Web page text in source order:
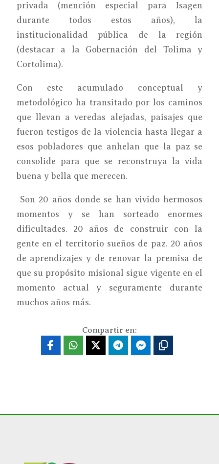
privada (mención especial para Isagen
durante todos estos años), la
institucionalidad pública de la región
(destacar a la Gobernación del Tolima y
Cortolima).
Con este acumulado conceptual y
metodológico ha transitado por los caminos
que llevan a veredas alejadas, paisajes que
fueron testigos de la violencia hasta llegar a
esos pobladores que anhelan que la paz se
consolide para que se reconstruya la vida
buena y bella que merecen.
Son 20 años donde se han vivido hermosos
momentos y se han sorteado enormes
dificultades. 20 años de construir con la
gente en el territorio sueños de paz. 20 años
de aprendizajes y de renovar la premisa de
que su propósito misional sigue vigente en el
momento actual y seguramente durante
muchos años más.
Compartir en: